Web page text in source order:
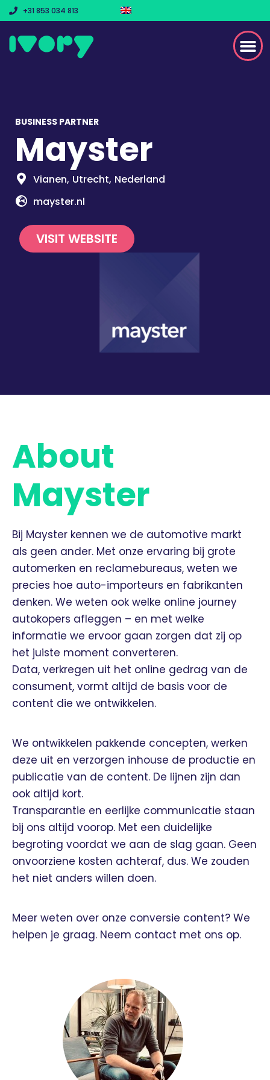
+31 853 034 813
BUSINESS PARTNER
Mayster
Vianen, Utrecht, Nederland
mayster.nl
VISIT WEBSITE
About
Mayster
Bij Mayster kennen we de automotive markt
als geen ander. Met onze ervaring bij grote
automerken en reclamebureaus, weten we
precies hoe auto-importeurs en fabrikanten
denken. We weten ook welke online journey
autokopers afleggen – en met welke
informatie we ervoor gaan zorgen dat zij op
het juiste moment converteren.
Data, verkregen uit het online gedrag van de
consument, vormt altijd de basis voor de
content die we ontwikkelen.
We ontwikkelen pakkende concepten, werken
deze uit en verzorgen inhouse de productie en
publicatie van de content. De lijnen zijn dan
ook altijd kort.
Transparantie en eerlijke communicatie staan
bij ons altijd voorop. Met een duidelijke
begroting voordat we aan de slag gaan. Geen
onvoorziene kosten achteraf, dus. We zouden
het niet anders willen doen.
Meer weten over onze conversie content? We
helpen je graag. Neem contact met ons op.